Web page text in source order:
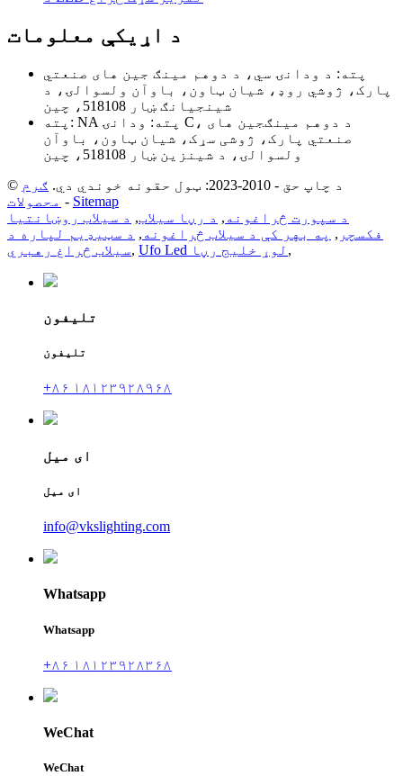
د اړیکې معلومات
پته: د ودانۍ سي، د دوهم مينګ جين های صنعتي
پارک، ژوشي روډ، شيان ټاون، باوآن ولسوالۍ، د
شينجيانګ ښار 518108، چين
پته: NA پته: ودانۍ C، د دوهم مینګجین های
صنعتي پارک، ژوشی سړک، شیان ټاون، باوآن
ولسوالۍ، د شینزین ښار 518108، چین
© د چاپ حق - 2010-2023: ټول حقونه خوندي دي.
ګرم
محصولات - Sitemap
د سپورت څراغونه , د رڼا سیلاب, د سیلاب روښانتیا
فکسچر , په بهر کې د سیلاب څراغونه , د سټیډیم لپاره د
سیلاب څراغ رهبري, Ufo Led لوړ خلیج رڼا ,
تلیفون
تلیفون
+۸۶ ۱۸۱۲۳۹۲۸۹۶۸
ای میل
ای میل
info@vkslighting.com
Whatsapp
Whatsapp
+۸۶ ۱۸۱۲۳۹۲۸۳۶۸
WeChat
WeChat